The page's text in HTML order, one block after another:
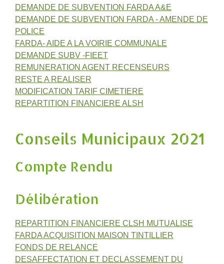
DEMANDE DE SUBVENTION FARDA A&E
DEMANDE DE SUBVENTION FARDA - AMENDE DE
POLICE
FARDA- AIDE A LA VOIRIE COMMUNALE
DEMANDE SUBV -FIEET
REMUNERATION AGENT RECENSEURS
RESTE A REALISER
MODIFICATION TARIF CIMETIERE
REPARTITION FINANCIERE ALSH
Conseils Municipaux 2021
Compte Rendu
Délibération
REPARTITION FINANCIERE CLSH MUTUALISE
FARDA ACQUISITION MAISON TINTILLIER
FONDS DE RELANCE
DESAFFECTATION ET DECLASSEMENT DU